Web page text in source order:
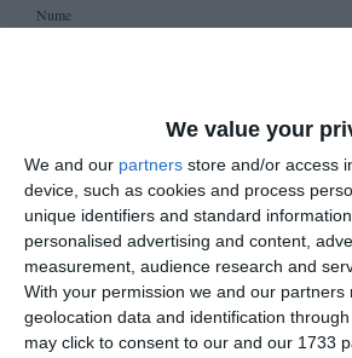
We value your
We and our partners store and/or access
device, such as cookies and process
unique identifiers and standard
personalised advertising and content,
measurement, audience research and
With your permission we and our partners
geolocation data and identification
may click to consent to our and our 1733
Nume
Comentariu
Am citit si sunt de acord cu regulile de postare.